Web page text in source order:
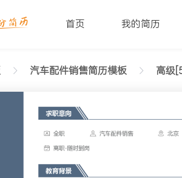
首页 我的简历
汽车配件销售简历模板 高级
图
经验汽车配件销售简历模板（商务风